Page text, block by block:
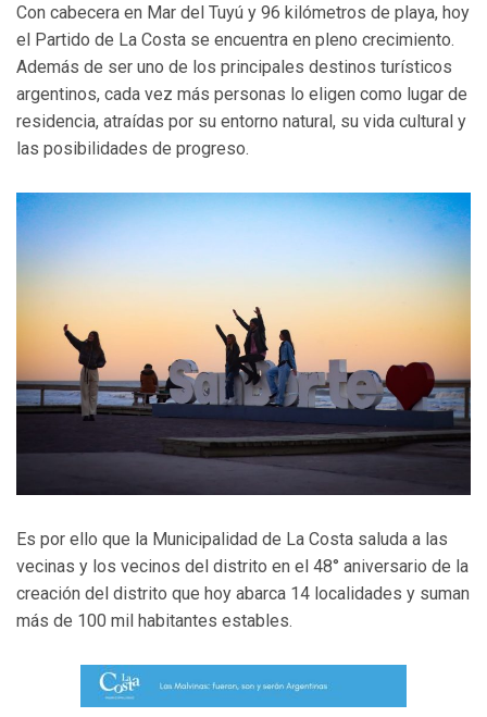
Con cabecera en Mar del Tuyú y 96 kilómetros de playa, hoy
el Partido de La Costa se encuentra en pleno crecimiento.
Además de ser uno de los principales destinos turísticos
argentinos, cada vez más personas lo eligen como lugar de
residencia, atraídas por su entorno natural, su vida cultural y
las posibilidades de progreso.
Es por ello que la Municipalidad de La Costa saluda a las
vecinas y los vecinos del distrito en el 48° aniversario de la
creación del distrito que hoy abarca 14 localidades y suman
más de 100 mil habitantes estables.